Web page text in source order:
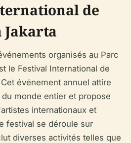
de
Jakarta
organisés au Parc
le Festival International de
événement annuel attire
monde entier et propose
internationaux et
festival se déroule sur
diverses activités telles que